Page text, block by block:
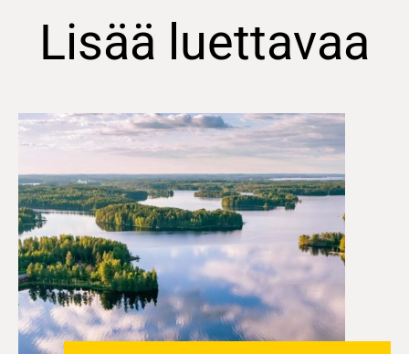
Lisää luettavaa